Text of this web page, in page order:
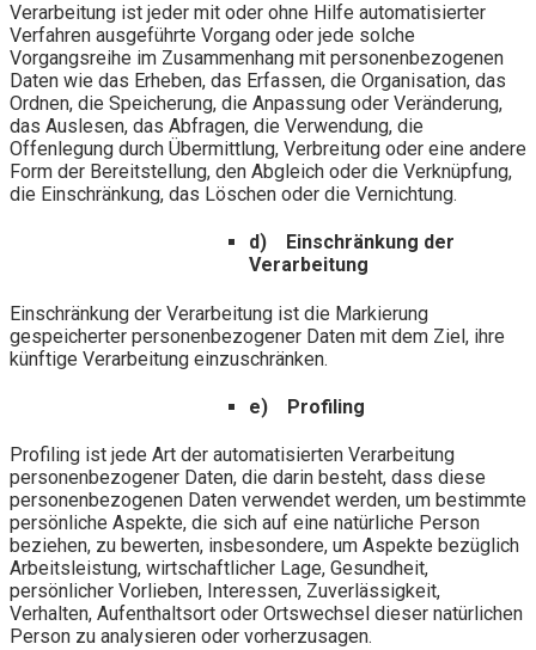
Verarbeitung ist jeder mit oder ohne Hilfe automatisierter
Verfahren ausgeführte Vorgang oder jede solche
Vorgangsreihe im Zusammenhang mit personenbezogenen
Daten wie das Erheben, das Erfassen, die Organisation, das
Ordnen, die Speicherung, die Anpassung oder Veränderung,
das Auslesen, das Abfragen, die Verwendung, die
Offenlegung durch Übermittlung, Verbreitung oder eine andere
Form der Bereitstellung, den Abgleich oder die Verknüpfung,
die Einschränkung, das Löschen oder die Vernichtung.
d) Einschränkung der
Verarbeitung
Einschränkung der Verarbeitung ist die Markierung
gespeicherter personenbezogener Daten mit dem Ziel, ihre
künftige Verarbeitung einzuschränken.
e) Profiling
Profiling ist jede Art der automatisierten Verarbeitung
personenbezogener Daten, die darin besteht, dass diese
personenbezogenen Daten verwendet werden, um bestimmte
persönliche Aspekte, die sich auf eine natürliche Person
beziehen, zu bewerten, insbesondere, um Aspekte bezüglich
Arbeitsleistung, wirtschaftlicher Lage, Gesundheit,
persönlicher Vorlieben, Interessen, Zuverlässigkeit,
Verhalten, Aufenthaltsort oder Ortswechsel dieser natürlichen
Person zu analysieren oder vorherzusagen.